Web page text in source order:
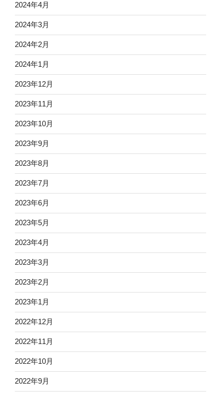
2024年4月
2024年3月
2024年2月
2024年1月
2023年12月
2023年11月
2023年10月
2023年9月
2023年8月
2023年7月
2023年6月
2023年5月
2023年4月
2023年3月
2023年2月
2023年1月
2022年12月
2022年11月
2022年10月
2022年9月